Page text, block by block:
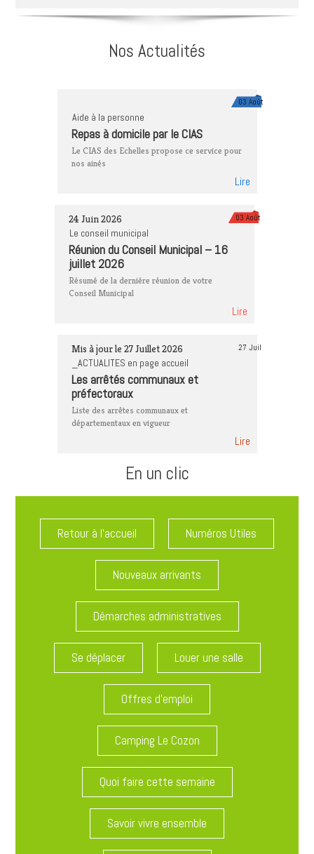
Nos Actualités
Aide à la personne
Repas à domicile par le CIAS
Le CIAS des Echelles propose ce service pour
nos ainés
Lire
03 Août
24 Juin 2026
Le conseil municipal
Réunion du Conseil Municipal – 16
juillet 2026
Résumé de la derniére réunion de votre
Conseil Municipal
Lire
03 Août
Mis à jour le 27 Juillet 2026
_ACTUALITES en page accueil
Les arrêtés communaux et
préfectoraux
Liste des arrêtes communaux et
départementaux en vigueur
Lire
27 Juil
En un clic
Retour à l'accueil Numéros Utiles
Nouveaux arrivants
Démarches administratives
Se déplacer Louer une salle
Offres d'emploi
Camping Le Cozon
Quoi faire cette semaine
Savoir vivre ensemble